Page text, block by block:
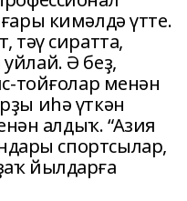
кимәлдә үтте.
тәү сиратта,
Ә беҙ,
тойғолар менән
иһә үткән
алдыҡ. “Азия
спортсылар,
йылдарға